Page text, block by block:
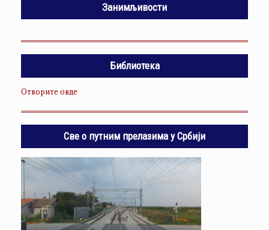
Занимљивости
Библиотека
Отворите овде
Све о путним прелазима у Србији